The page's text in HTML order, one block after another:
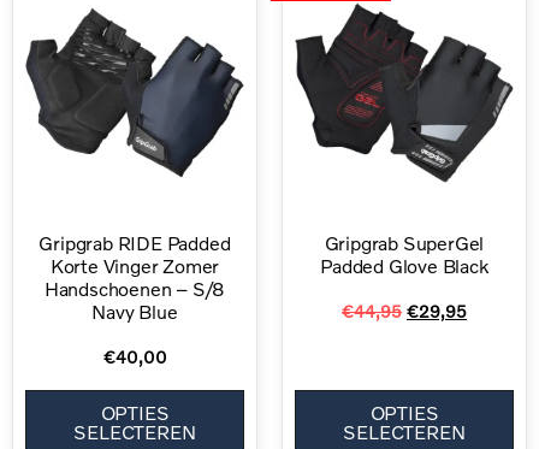
Gripgrab RIDE Padded
Korte Vinger Zomer
Handschoenen – S/8
Navy Blue
€40,00
OPTIES
SELECTEREN
Gripgrab SuperGel
Padded Glove Black
€44,95 €29,95
OPTIES
SELECTEREN